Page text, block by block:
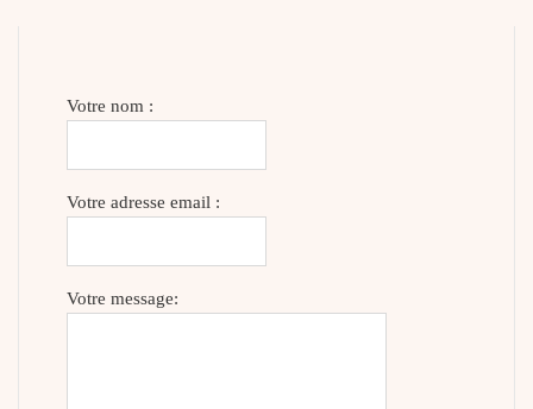
Votre nom :
Votre adresse email :
Votre message: